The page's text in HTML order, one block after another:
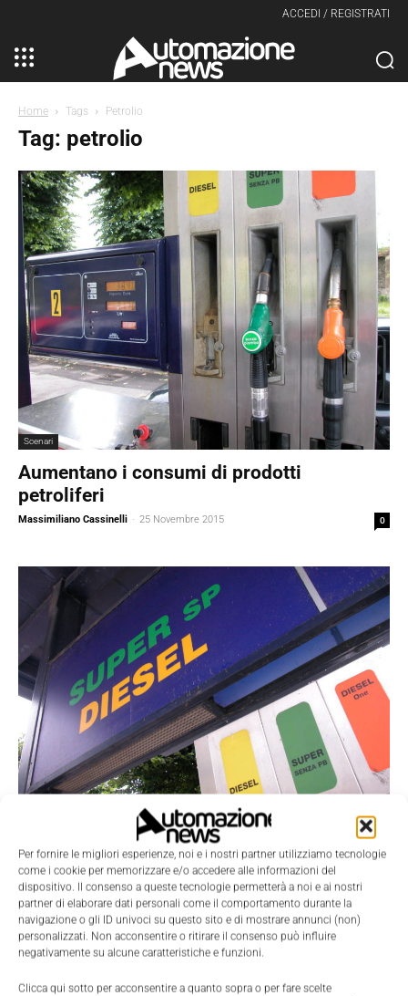
Per fornire le migliori esperienze, noi e i nostri partner utilizziamo tecnologie
come i cookie per memorizzare e/o accedere alle informazioni del
dispositivo. Il consenso a queste tecnologie permetterà a noi e ai nostri
partner di elaborare dati personali come il comportamento durante la
navigazione o gli ID univoci su questo sito e di mostrare annunci (non)
personalizzati. Non acconsentire o ritirare il consenso può influire
negativamente su alcune caratteristiche e funzioni.
Clicca qui sotto per acconsentire a quanto sopra o per fare scelte
ACCEDI / REGISTRATI
Home Tags Petrolio
Tag: petrolio
Scenari
Aumentano i consumi di prodotti
petroliferi
Massimiliano Cassinelli - 25 Novembre 2015 0
Il petrolio rimane la prima fonte di energia
Massimiliano Cassinelli - 2 Settembre 2015